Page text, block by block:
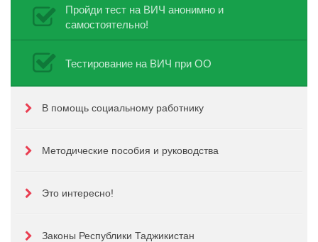
Пройди тест на ВИЧ анонимно и
самостоятельно!
Тестирование на ВИЧ при ОО
В помощь социальному работнику
Методические пособия и руководства
Это интересно!
Законы Республики Таджикистан